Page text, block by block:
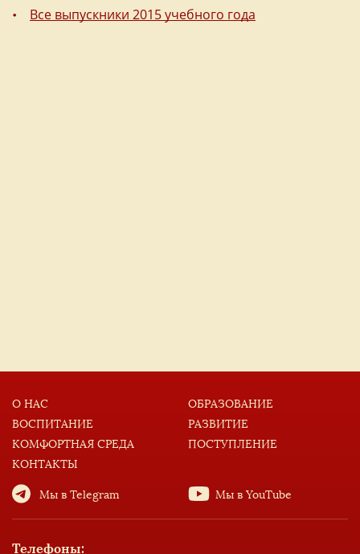
Все выпускники 2015 учебного года
О НАС
ОБРАЗОВАНИЕ
ВОСПИТАНИЕ
РАЗВИТИЕ
КОМФОРТНАЯ СРЕДА
ПОСТУПЛЕНИЕ
КОНТАКТЫ
Мы в Telegram Мы в YouTube
Телефоны: